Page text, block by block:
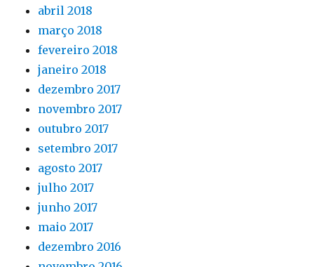
abril 2018
março 2018
fevereiro 2018
janeiro 2018
dezembro 2017
novembro 2017
outubro 2017
setembro 2017
agosto 2017
julho 2017
junho 2017
maio 2017
dezembro 2016